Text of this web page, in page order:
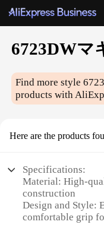
6723DWマ
Find more style
products with
Here are the products
Specifications:
Material: High-
construction
Design and Style:
comfortable grip